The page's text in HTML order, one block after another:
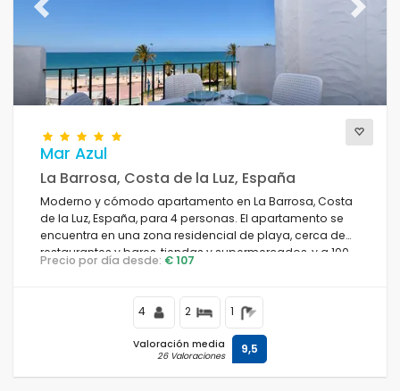
Previous Next
Mar Azul
La Barrosa, Costa de la Luz, España
Moderno y cómodo apartamento en La Barrosa, Costa
de la Luz, España, para 4 personas. El apartamento se
encuentra en una zona residencial de playa, cerca de
restaurantes y bares, tiendas y supermercados, y a 100
m de la playa de La Barrosa.
Precio por día desde: € 107
4 2 1
Valoración media
26 Valoraciones 9,5